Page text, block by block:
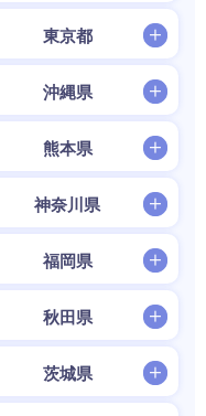
東京都
沖縄県
熊本県
神奈川県
福岡県
秋田県
茨城県